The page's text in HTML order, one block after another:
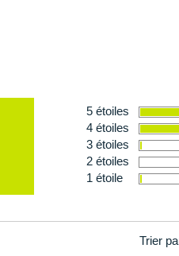
5 étoiles
4 étoiles
3 étoiles
2 étoiles
1 étoile
Trier